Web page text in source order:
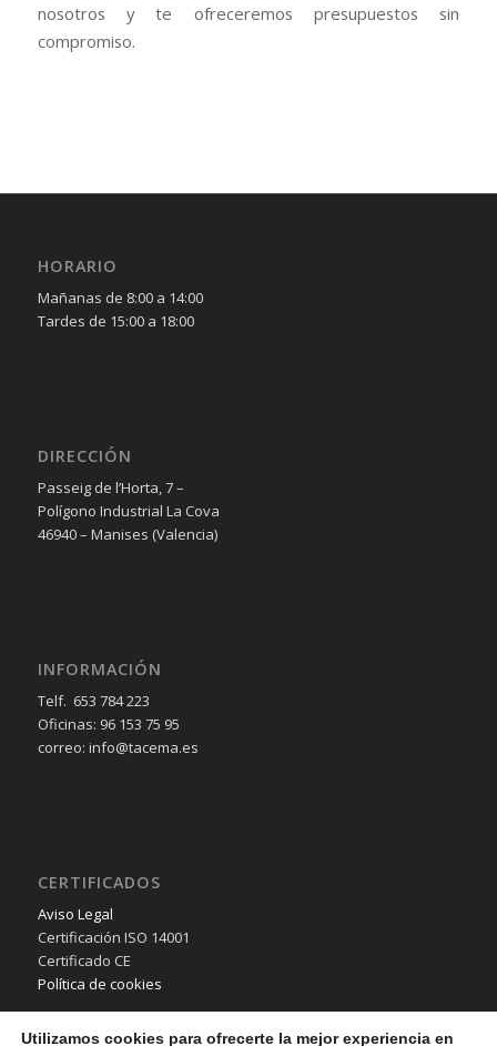
nosotros y te ofreceremos presupuestos sin
compromiso.
HORARIO
Mañanas de 8:00 a 14:00
Tardes de 15:00 a 18:00
DIRECCIÓN
Passeig de l’Horta, 7 –
Polígono Industrial La Cova
46940 – Manises (Valencia)
INFORMACIÓN
Telf. 653 784 223
Oficinas: 96 153 75 95
correo: info@tacema.es
CERTIFICADOS
Aviso Legal
Certificación ISO 14001
Certificado CE
Política de cookies
Utilizamos cookies para ofrecerte la mejor experiencia en